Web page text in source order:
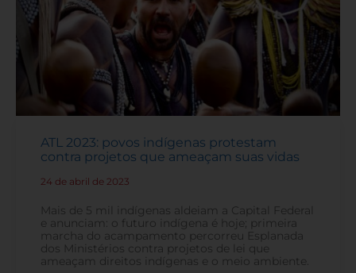
ATL 2023: povos indígenas protestam
contra projetos que ameaçam suas vidas
24 de abril de 2023
Mais de 5 mil indígenas aldeiam a Capital Federal
e anunciam: o futuro indígena é hoje; primeira
marcha do acampamento percorreu Esplanada
dos Ministérios contra projetos de lei que
ameaçam direitos indígenas e o meio ambiente.